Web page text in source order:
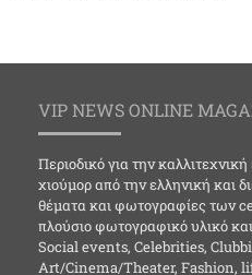
VIP NEWS ONLINE
Περιοδικό για την
χιούμορ από την ελληνική και
θέματα και φωτογραφίες των
πλούσιο φωτογραφικό υλικό
Social events, Celebrities,
Art/Cinema/Theater, Fashion,